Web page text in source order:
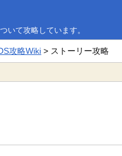
いて攻略しています。
攻略Wiki > ストーリー攻略